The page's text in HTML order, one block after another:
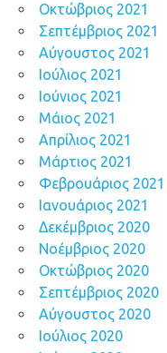
Οκτώβριος 2021
Σεπτέμβριος 2021
Αύγουστος 2021
Ιούλιος 2021
Ιούνιος 2021
Μάιος 2021
Απρίλιος 2021
Μάρτιος 2021
Φεβρουάριος 2021
Ιανουάριος 2021
Δεκέμβριος 2020
Νοέμβριος 2020
Οκτώβριος 2020
Σεπτέμβριος 2020
Αύγουστος 2020
Ιούλιος 2020